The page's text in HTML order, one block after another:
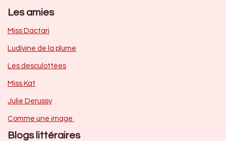
Les amies
Miss Dactari
Ludivine de la plume
Les desculottées
Miss Kat
Julie Derussy
Comme une image
Blogs littéraires